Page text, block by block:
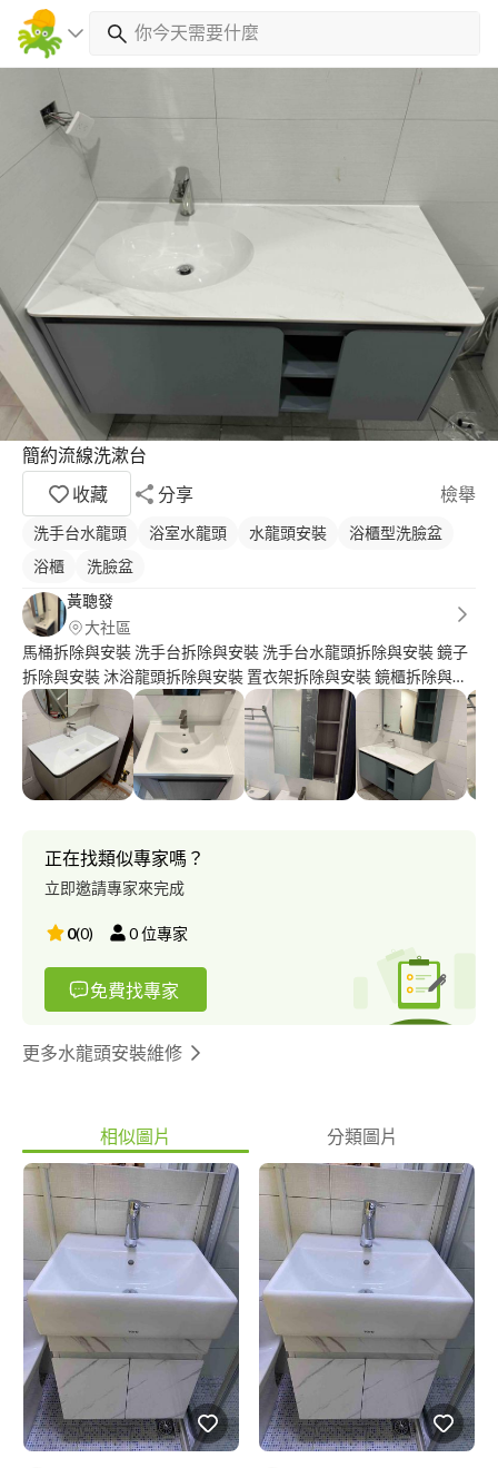
簡約流線洗漱台
收藏
分享 檢舉
洗手台水龍頭 浴室水龍頭 水龍頭安裝
浴櫃型洗臉盆
浴櫃
洗臉盆
黃聰發
大社區
馬桶拆除與安裝 洗手台拆除與安裝 洗手台水龍頭拆除與安裝 鏡子
拆除與安裝 沐浴龍頭拆除與安裝 置衣架拆除與安裝 鏡櫃拆除與安
裝 浴櫃面盆拆除與安裝 淋浴拉門丈量安裝！ 也有與衛浴廠商合
作，能挑選衛浴設備！
正在找類似專家嗎？
立即邀請專家來完成
0(0) 0位專家
免費找專家
更多水龍頭安裝維修
相似圖片 分類圖片